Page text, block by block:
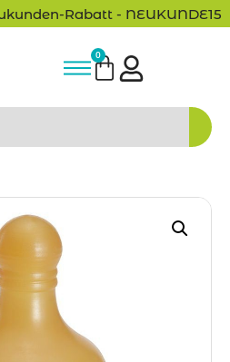
Rabatt - NEUKUNDE15
0